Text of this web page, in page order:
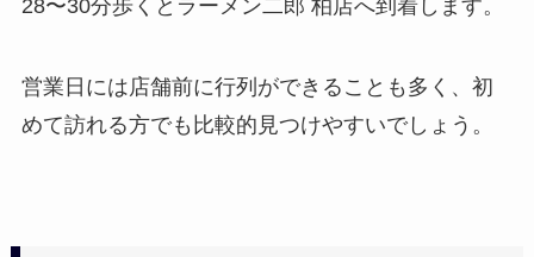
28〜30分歩くとラーメン二郎 柏店へ到着します。
営業日には店舗前に行列ができることも多く、初
めて訪れる方でも比較的見つけやすいでしょう。